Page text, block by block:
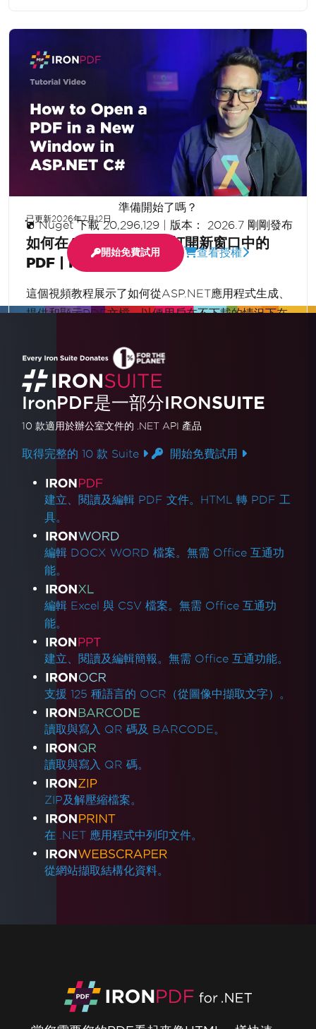
已更新2026年7月12日
如何在ASP.NET C#中打開新窗口中的
PDF | IronPDF
這個視頻教程展示了如何從ASP.NET應用程式生成、
提供和顯示PDF文檔，以便用戶在不下載的情況下在
建動態PDF流。
閱讀更多
顯示更多
準備開始了嗎？
Nuget 下載 20,296,129| 版本： 2026.7 剛剛發布
開始免費試用 查看授權
IronPDF是一部分IRONSUITE
10 款適用於辦公室文件的 .NET API 產品
取得完整的 10 款 Suite 開始免費試用
產品連結
建立、閱讀及編輯 PDF 文件。HTML 轉 PDF 工
具。
編輯 DOCX WORD 檔案。無需 Office 互通功
能。
編輯 Excel 與 CSV 檔案。無需 Office 互通功
能。
建立、閱讀及編輯簡報。無需 Office 互通功能。
支援 125 種語言的 OCR（從圖像中擷取文字）。
讀取與寫入 QR 碼及 BARCODE。
讀取與寫入 QR 碼。
ZIP及解壓縮檔案。
在 .NET 應用程式中列印文件。
從網站擷取結構化資料。